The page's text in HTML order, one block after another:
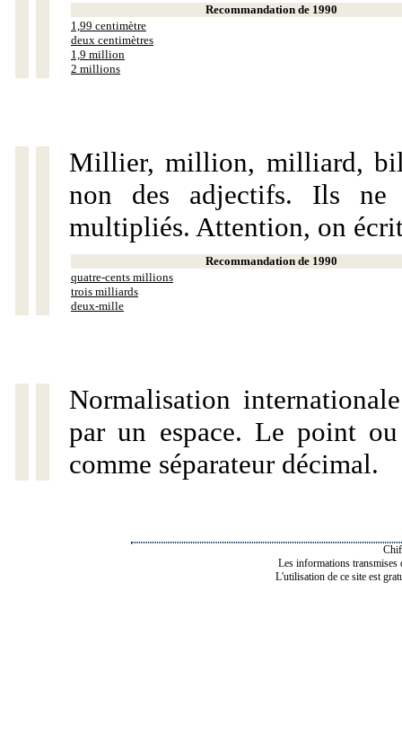
Recommandation de 1990
1,99 centimètre
deux centimètres
1,9 million
2 millions
Millier, million, milliard,
non des adjectifs. Ils ne
multipliés. Attention, on
Recommandation de 1990
quatre-cents millions
trois milliards
deux-mille
Normalisation
par un espace. Le point
comme séparateur décimal.
Les informations transmises
L'utilisation de ce site est